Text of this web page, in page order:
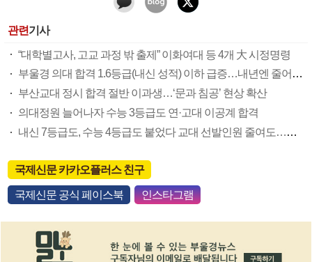
관련기사
“대학별고사, 고교 과정 밖 출제” 이화여대 등 4개 大 시정명령
부울경 의대 합격 1.6등급(내신 성적) 이하 급증…내년엔 줄어들 듯
부산교대 정시 합격 절반 이과생…‘문과 침공’ 현상 확산
의대정원 늘어나자 수능 3등급도 연·고대 이공계 합격
내신 7등급도, 수능 4등급도 붙었다 교대 선발인원 줄여도…합격선 추락
국제신문 카카오플러스 친구
국제신문 공식 페이스북 인스타그램